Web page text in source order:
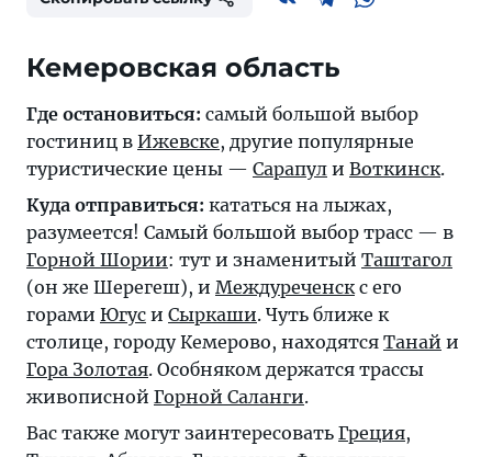
Кемеровская область
Где остановиться: самый большой выбор
гостиниц в Ижевске, другие популярные
туристические цены — Сарапул и Воткинск.
Куда отправиться: кататься на лыжах,
разумеется! Самый большой выбор трасс — в
Горной Шории: тут и знаменитый Таштагол
(он же Шерегеш), и Междуреченскс его
горами Югус и Сыркаши. Чуть ближе к
столице, городу Кемерово, находятся Танай и
Гора Золотая. Особняком держатся трассы
живописной Горной Саланги.
Вас также могут заинтересовать Греция,